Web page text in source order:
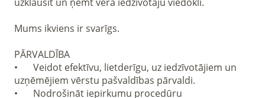
Mums ikviens ir svarīgs.
PĀRVALDĪBA
•	Veidot efektīvu, lietderīgu, uz iedzīvotājiem un
uzņēmējiem vērstu pašvaldības pārvaldi.
•	Nodrošināt iepirkumu procedūru